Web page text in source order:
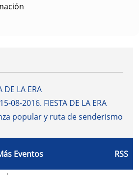
DE LA ERA
08-2016. FIESTA DE LA ERA
popular y ruta de senderismo
Eventos RSS